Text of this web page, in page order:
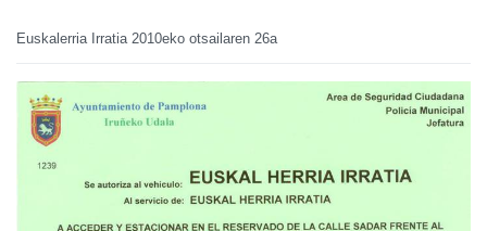
Euskalerria Irratia 2010eko otsailaren 26a